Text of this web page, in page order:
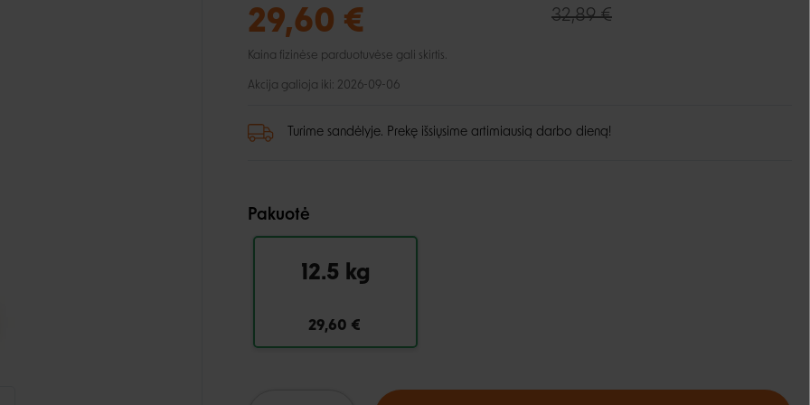
ir lietpalčiai
Automobiliui
priežiūra
dantų ir pėdų priežiūra
priemonės
Petnešos
Pavadėliai
29,60 € 32,89 €
Kaina fizinėse parduotuvėse gali skirtis.
Akcija galioja iki: 2026-09-06
Turime sandėlyje. Prekę išsiųsime artimiausią darbo dieną!
Pakuotė
12.5 kg
29,60 €